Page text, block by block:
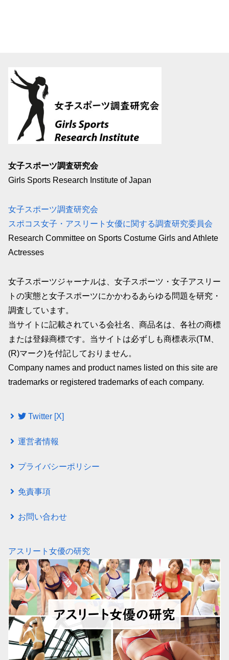
女子スポーツ調査研究会
Girls Sports Research Institute of Japan
女子スポーツ調査研究会
スポコス女子・アスリート女優に関する調査研究委員会
Research Committee on Sports Costume Girls and Athlete
Actresses
女子スポーツジャーナルは、女子スポーツ・女子アスリー
トの実態と女子スポーツにかかわるあらゆる問題を研究・
調査しています。
当サイトに記載されている会社名、商品名は、各社の商標
または登録商標です。当サイトは必ずしも商標表示(TM、
(R)マーク)を付記しておりません。
Company names and product names listed on this site are
trademarks or registered trademarks of each company.
Twitter [X]
運営者情報
プライバシーポリシー
免責事項
お問い合わせ
アスリート女優の研究